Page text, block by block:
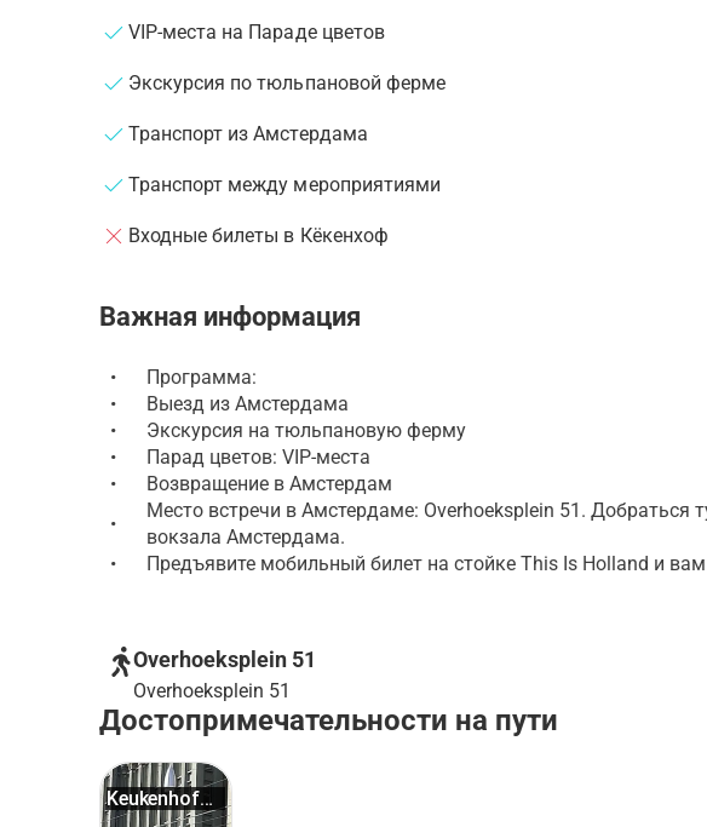
VIP-места на Параде цветов
Экскурсия по тюльпановой ферме
Транспорт из Амстердама
Транспорт между мероприятиями
Входные билеты в Кёкенхоф
Важная информация
•
Программа:
•
Выезд из Амстердама
•
Экскурсия на тюльпановую ферму
•
Парад цветов: VIP-места
•
Возвращение в Амстердам
•
Место встречи в Амстердаме: Overhoeksplein 51.
вокзала Амстердама.
•
Предъявите мобильный билет на стойке This Is Holland и
Overhoeksplein 51
Overhoeksplein 51
Достопримечательности на пути
Keukenhof
Day Tri...